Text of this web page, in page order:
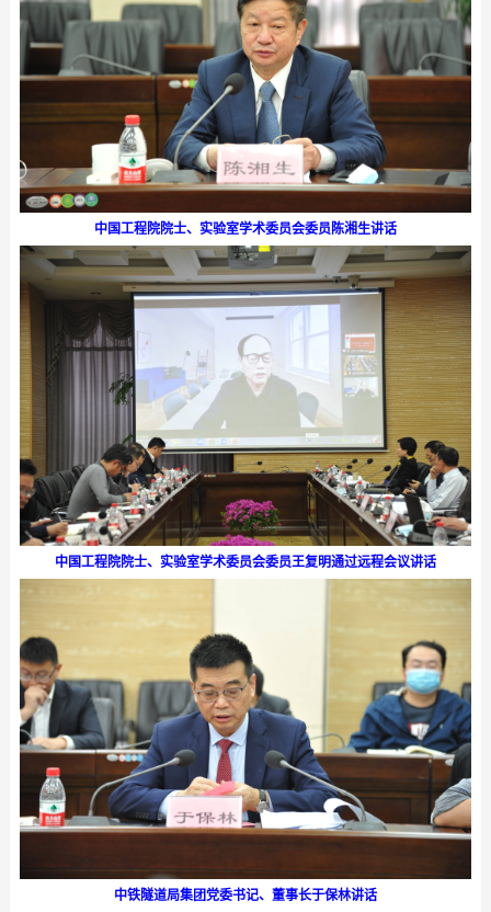
中国工程院院士、实验室学术委员会委员陈湘生讲话
中国工程院院士、实验室学术委员会委员王复明通过远程会议讲话
中铁隧道局集团党委书记、董事长于保林讲话